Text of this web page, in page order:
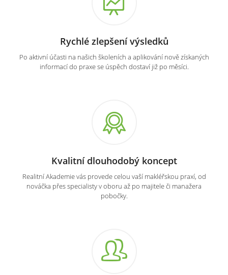
Rychlé zlepšení výsledků
Po aktivní účasti na našich školeních a aplikování nově získaných
informací do praxe se úspěch dostaví již po měsíci.
Kvalitní dlouhodobý koncept
Realitní Akademie vás provede celou vaší makléřskou praxí, od
nováčka přes specialisty v oboru až po majitele či manažera
pobočky.